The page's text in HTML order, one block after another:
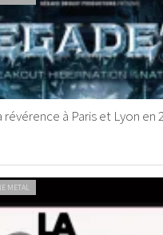
à Paris et Lyon en
METAL